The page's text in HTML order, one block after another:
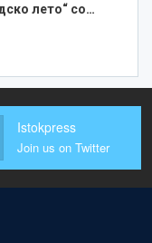
лето“ со…
Istokpress
Join us on Twitter